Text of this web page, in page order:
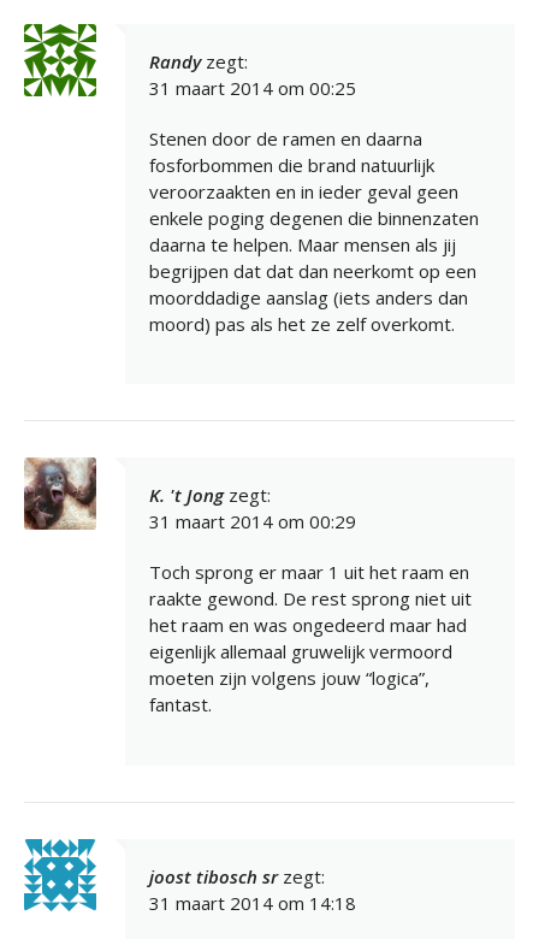
Randy zegt:
31 maart 2014 om 00:25
Stenen door de ramen en daarna
fosforbommen die brand natuurlijk
veroorzaakten en in ieder geval geen
enkele poging degenen die binnenzaten
daarna te helpen. Maar mensen als jij
begrijpen dat dat dan neerkomt op een
moorddadige aanslag (iets anders dan
moord) pas als het ze zelf overkomt.
K. 't Jong zegt:
31 maart 2014 om 00:29
Toch sprong er maar 1 uit het raam en
raakte gewond. De rest sprong niet uit
het raam en was ongedeerd maar had
eigenlijk allemaal gruwelijk vermoord
moeten zijn volgens jouw “logica”,
fantast.
joost tibosch sr zegt:
31 maart 2014 om 14:18